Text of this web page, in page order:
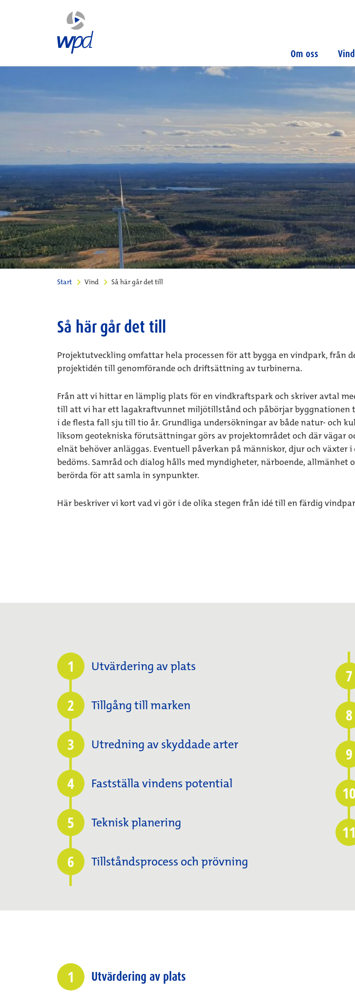
Om oss Vind
Start Vind Så här går det till
Så här går det till
Projektutveckling omfattar hela processen för att bygga en vindpark, från
projektidén till genomförande och driftsättning av turbinerna.
Från att vi hittar en lämplig plats för en vindkraftspark och skriver avtal
till att vi har ett lagakraftvunnet miljötillstånd och påbörjar byggnationen
i de flesta fall sju till tio år. Grundliga undersökningar av både natur- och
liksom geotekniska förutsättningar görs av projektområdet och där vägar
elnät behöver anläggas. Eventuell påverkan på människor, djur och växter
bedöms. Samråd och dialog hålls med myndigheter, närboende, allmänhet
berörda för att samla in synpunkter.
Här beskriver vi kort vad vi gör i de olika stegen från idé till en färdig
1 Utvärdering av plats
2 Tillgång till marken
3 Utredning av skyddade arter
4 Fastställa vindens potential
5 Teknisk planering
6 Tillståndsprocess och prövning
7
8
9
10
11
1 Utvärdering av plats